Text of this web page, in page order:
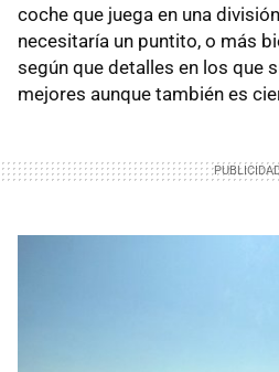
coche que juega en una
necesitaría un puntito, o más
según que detalles en los que
mejores aunque también es